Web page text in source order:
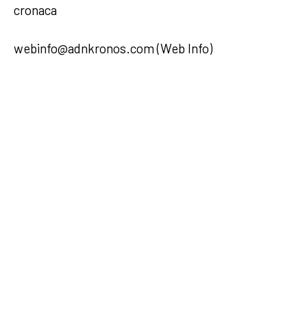
cronaca
webinfo@adnkronos.com (Web Info)